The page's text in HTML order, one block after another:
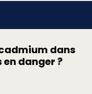
dans
danger ?